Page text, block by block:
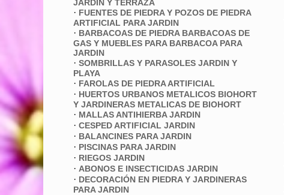
JARDIN Y TERRAZA
· FUENTES DE PIEDRA Y POZOS DE PIEDRA
ARTIFICIAL PARA JARDIN
· BARBACOAS DE PIEDRA BARBACOAS DE
GAS Y MUEBLES PARA BARBACOA PARA
JARDIN
· SOMBRILLAS Y PARASOLES JARDIN Y
PLAYA
· FAROLAS DE PIEDRA ARTIFICIAL
· HUERTOS URBANOS METALICOS BIOHORT
Y JARDINERAS METALICAS DE BIOHORT
· MALLAS ANTIHIERBA JARDIN
· CESPED ARTIFICIAL JARDIN
· BALANCINES PARA JARDIN
· PISCINAS PARA JARDIN
· RIEGOS JARDIN
· ABONOS E INSECTICIDAS JARDIN
· DECORACIÓN EN PIEDRA Y JARDINERAS
PARA JARDIN